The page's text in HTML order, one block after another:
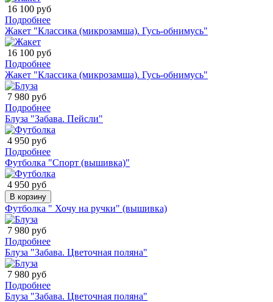
16 100 руб
Подробнее
Жакет "Классика (микрозамша). Гусь-обнимусь"
16 100 руб
Подробнее
Жакет "Классика (микрозамша). Гусь-обнимусь"
7 980 руб
Подробнее
Блуза "Забава. Пейсли"
4 950 руб
Подробнее
Футболка "Спорт (вышивка)"
4 950 руб
В корзину
Футболка " Хочу на ручки" (вышивка)
7 980 руб
Подробнее
Блуза "Забава. Цветочная поляна"
7 980 руб
Подробнее
Блуза "Забава. Цветочная поляна"